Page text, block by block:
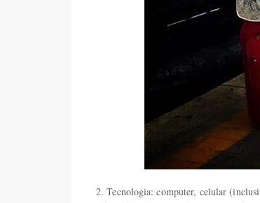
2. Tecnologia: computer, celular